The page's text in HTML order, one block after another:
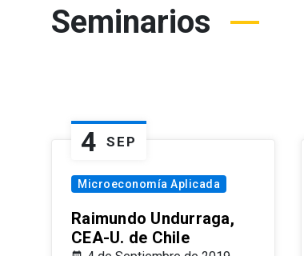
Seminarios
4 SEP
Microeconomía Aplicada
Raimundo Undurraga,
CEA-U. de Chile